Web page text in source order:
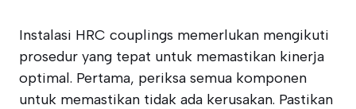
Instalasi HRC couplings memerlukan mengikuti
prosedur yang tepat untuk memastikan kinerja
optimal. Pertama, periksa semua komponen
untuk memastikan tidak ada kerusakan. Pastikan